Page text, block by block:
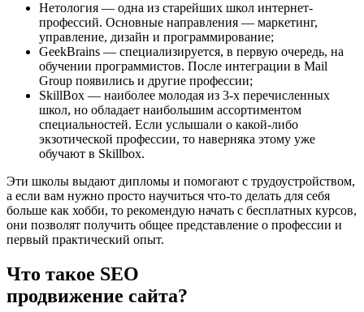
Нетология — одна из старейших школ интернет-
профессий. Основные направления — маркетинг,
управление, дизайн и программирование;
GeekBrains — специализируется, в первую очередь, на
обучении программистов. После интеграции в Mail
Group появились и другие профессии;
SkillBox — наиболее молодая из 3-х перечисленных
школ, но обладает наибольшим ассортиментом
специальностей. Если услышали о какой-либо
экзотической профессии, то наверняка этому уже
обучают в Skillbox.
Эти школы выдают дипломы и помогают с трудоустройством,
а если вам нужно просто научиться что-то делать для себя
больше как хобби, то рекомендую начать с бесплатных курсов,
они позволят получить общее представление о профессии и
первый практический опыт.
Что такое SEO
продвижение сайта?